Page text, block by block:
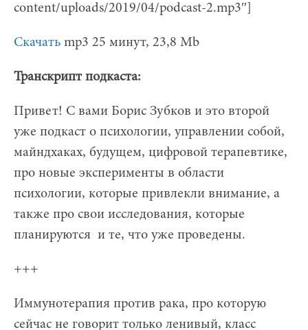
content/uploads/2019/04/podcast-2.mp3″]
Скачать mp3 25 минут, 23,8 Mb
Транскрипт подкаста:
Привет! С вами Борис Зубков и это второй
уже подкаст о психологии, управлении собой,
майндхаках, будущем, цифровой терапевтике,
про новые эксперименты в области
психологии, которые привлекли внимание, а
также про свои исследования, которые
планируются и те, что уже проведены.
+++
Иммунотерапия против рака, про которую
сейчас не говорит только ленивый, класс